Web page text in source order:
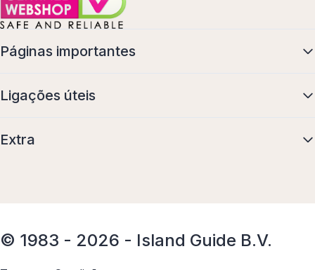
Páginas importantes
Ligações úteis
Extra
© 1983 - 2026 - Island Guide B.V.